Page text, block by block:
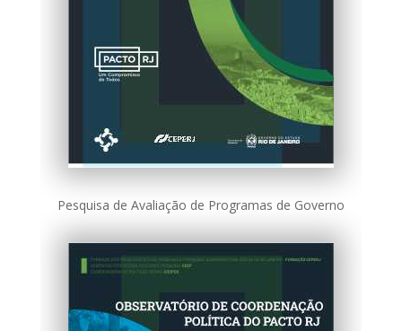
Pesquisa de Avaliação de Programas de Governo